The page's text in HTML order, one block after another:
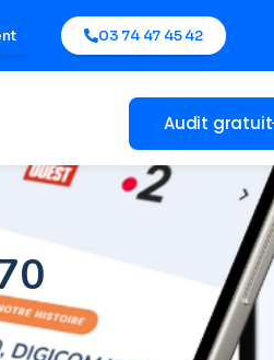
03 74 47 45 42
Audit gratuit